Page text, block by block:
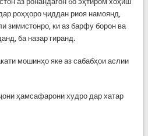
роҳҳоро ҷиддан риоя намоянд,
зимистонро, ки аз барфу борон ва
ба назар гиранд.
мошинҳо яке аз сабабҳои аслии
ҳамсафарони худро дар хатар